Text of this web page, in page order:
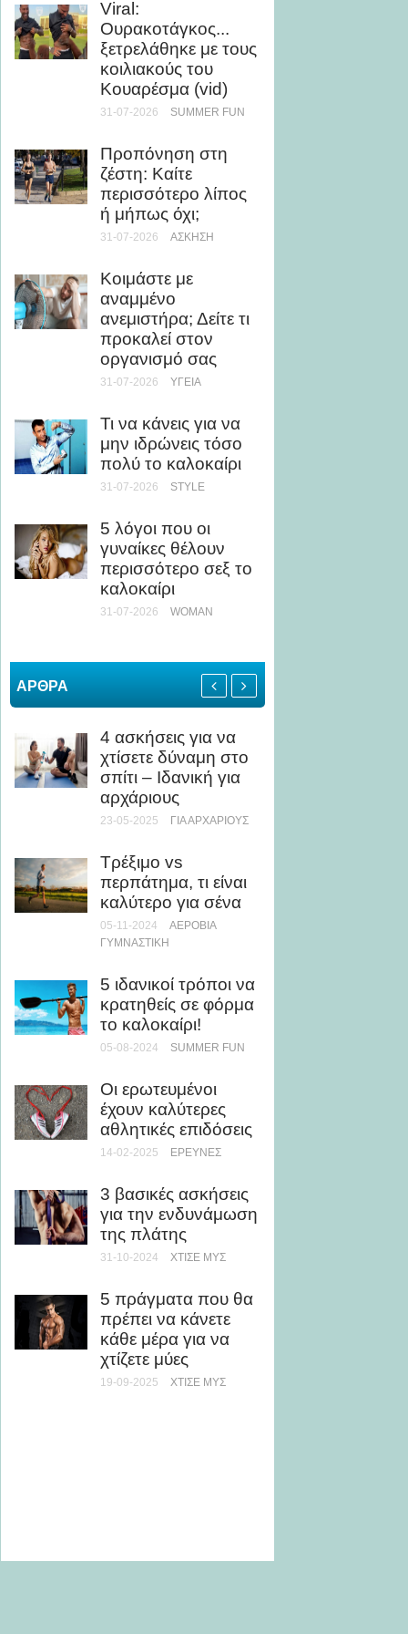
Viral:
Ουρακοτάγκος...
ξετρελάθηκε με τους
κοιλιακούς του
Κουαρέσμα (vid)
31-07-2026 SUMMER FUN
Προπόνηση στη
ζέστη: Καίτε
περισσότερο λίπος
ή μήπως όχι;
31-07-2026 ΆΣΚΗΣΗ
Κοιμάστε με
αναμμένο
ανεμιστήρα; Δείτε τι
προκαλεί στον
οργανισμό σας
31-07-2026 ΥΓΕΊΑ
Τι να κάνεις για να
μην ιδρώνεις τόσο
πολύ το καλοκαίρι
31-07-2026 STYLE
5 λόγοι που οι
γυναίκες θέλουν
περισσότερο σεξ το
καλοκαίρι
31-07-2026 WOMAN
ΑΡΘΡΑ
4 ασκήσεις για να
χτίσετε δύναμη στο
σπίτι – Ιδανική για
αρχάριους
23-05-2025 ΓΙΑ ΑΡΧΆΡΙΟΥΣ
Τρέξιμο vs
περπάτημα, τι είναι
καλύτερο για σένα
05-11-2024
ΑΕΡΌΒΙΑ
ΓΥΜΝΑΣΤΙΚΉ
5 ιδανικοί τρόποι να
κρατηθείς σε φόρμα
το καλοκαίρι!
05-08-2024 SUMMER FUN
Οι ερωτευμένοι
έχουν καλύτερες
αθλητικές επιδόσεις
14-02-2025 ΈΡΕΥΝΕΣ
3 βασικές ασκήσεις
για την ενδυνάμωση
της πλάτης
31-10-2024 ΧΤΊΣΕ ΜΥΣ
5 πράγματα που θα
πρέπει να κάνετε
κάθε μέρα για να
χτίζετε μύες
19-09-2025 ΧΤΊΣΕ ΜΥΣ